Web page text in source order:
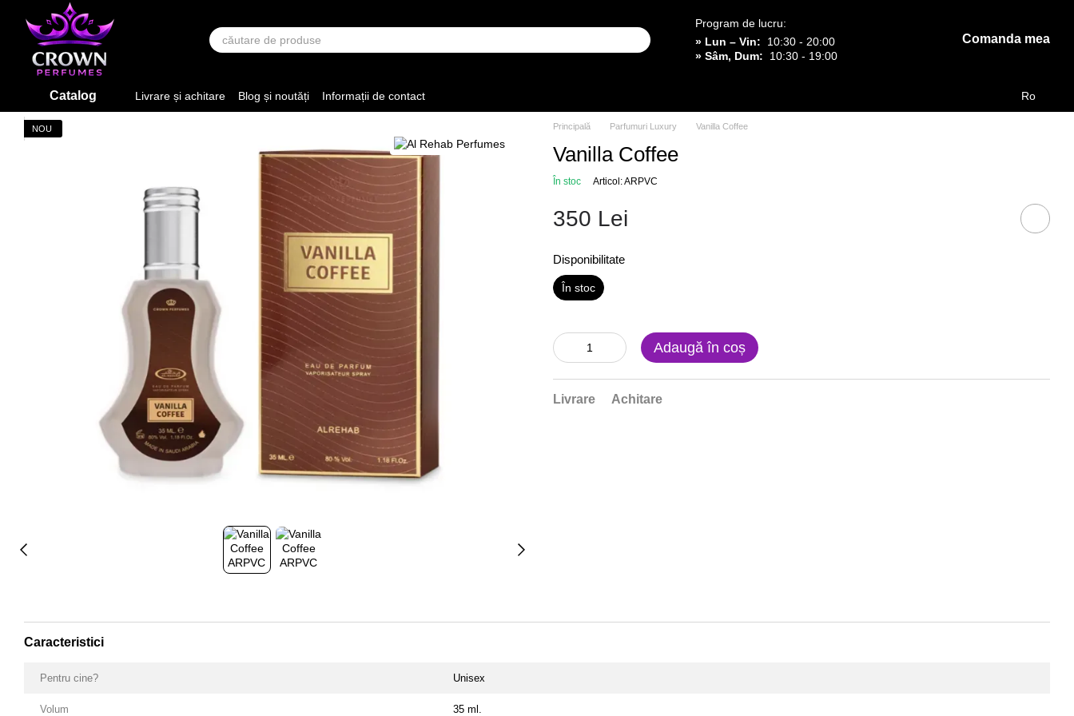
Mergi la conținutul principal
Program de lucru:
» Lun – Vin: 10:30 - 20:00
» Sâm, Dum: 10:30 - 19:00
Comanda mea
Catalog Livrare și achitare Blog și noutăți Informații de contact Ro
NOU Principală Parfumuri Luxury Vanilla Coffee
Vanilla Coffee
În stoc Articol: ARPVC
350 Lei
Disponibilitate
În stoc
Adaugă în coș
Livrare Achitare
Caracteristici
Pentru cine? Unisex
Volum 35 ml.